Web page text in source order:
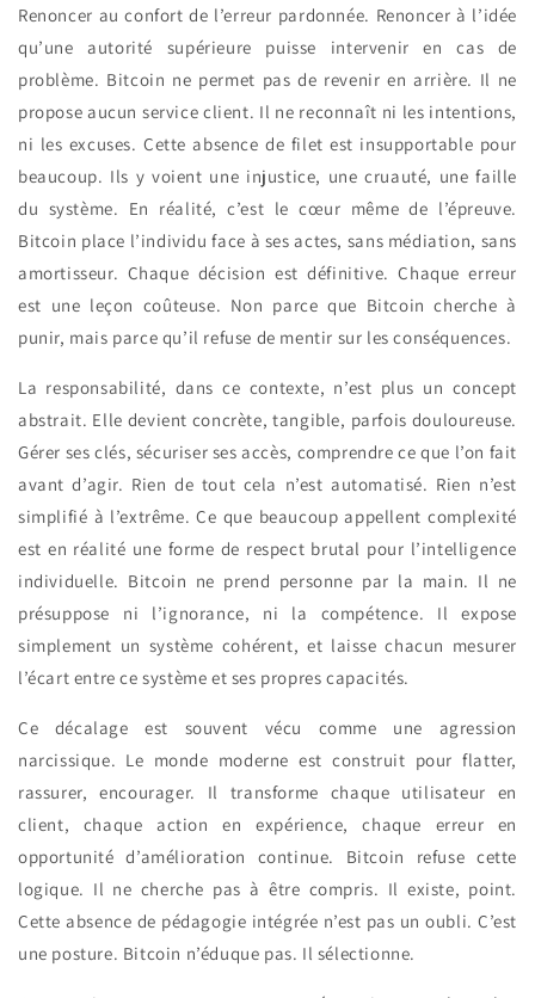
Renoncer au confort de l’erreur pardonnée. Renoncer à l’idée
qu’une autorité supérieure puisse intervenir en cas de
problème. Bitcoin ne permet pas de revenir en arrière. Il ne
propose aucun service client. Il ne reconnaît ni les intentions,
ni les excuses. Cette absence de filet est insupportable pour
beaucoup. Ils y voient une injustice, une cruauté, une faille
du système. En réalité, c’est le cœur même de l’épreuve.
Bitcoin place l’individu face à ses actes, sans médiation, sans
amortisseur. Chaque décision est définitive. Chaque erreur
est une leçon coûteuse. Non parce que Bitcoin cherche à
punir, mais parce qu’il refuse de mentir sur les conséquences.
La responsabilité, dans ce contexte, n’est plus un concept
abstrait. Elle devient concrète, tangible, parfois douloureuse.
Gérer ses clés, sécuriser ses accès, comprendre ce que l’on fait
avant d’agir. Rien de tout cela n’est automatisé. Rien n’est
simplifié à l’extrême. Ce que beaucoup appellent complexité
est en réalité une forme de respect brutal pour l’intelligence
individuelle. Bitcoin ne prend personne par la main. Il ne
présuppose ni l’ignorance, ni la compétence. Il expose
simplement un système cohérent, et laisse chacun mesurer
l’écart entre ce système et ses propres capacités.
Ce décalage est souvent vécu comme une agression
narcissique. Le monde moderne est construit pour flatter,
rassurer, encourager. Il transforme chaque utilisateur en
client, chaque action en expérience, chaque erreur en
opportunité d’amélioration continue. Bitcoin refuse cette
logique. Il ne cherche pas à être compris. Il existe, point.
Cette absence de pédagogie intégrée n’est pas un oubli. C’est
une posture. Bitcoin n’éduque pas. Il sélectionne.